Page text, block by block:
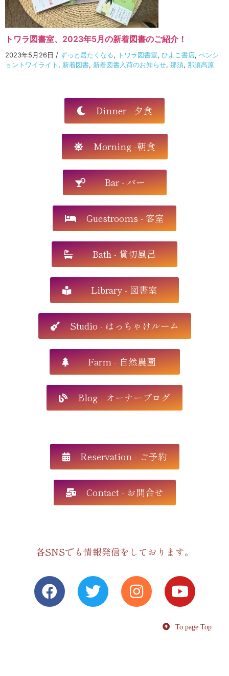
トワラ図書室、2023年5月の新着図書のご紹介！
2023年5月26日 / ずっと居たくなる, トワラ図書室, ひよこ書店, ペンシ
ョントワイライト , 新着図書, 新着図書入荷のお知らせ, 那須, 那須高原
Dinner - 夕食
Morning -朝食
Bar - バー
Guestrooms - 客室
Bath - 貸切風呂
Library - 図書室
Studio - はっちゃけルーム
Farm - 自然農園
Blog - オーナーブログ
Reservation - ご予約
Contact - お問合せ
各SNSでも情報発信をしております。
To page Top